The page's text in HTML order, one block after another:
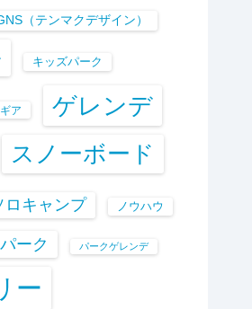
（テンマクデザイン）
キッズパーク
ギア ゲレンデ
スノーボード
ロキャンプ ノウハウ
パーク パークゲレンデ
ー